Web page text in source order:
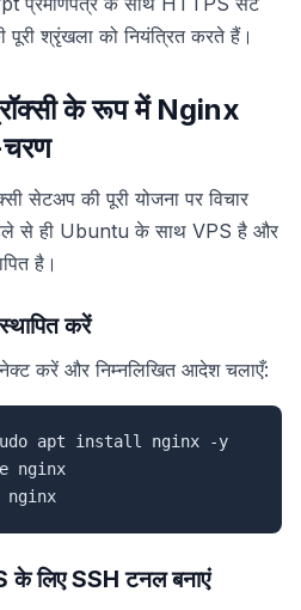
श्रृंखला को नियंत्रित करते हैं।
के रूप में Nginx
सेटअप की पूरी योजना पर विचार
से ही Ubuntu के साथ VPS है और
है।
करें
करें और निम्नलिखित आदेश चलाएँ:
apt install nginx -y
nginx
nginx
के लिए SSH टनल बनाएं